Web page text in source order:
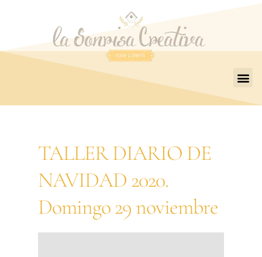
TALLER DIARIO DE
NAVIDAD 2020.
Domingo 29 noviembre